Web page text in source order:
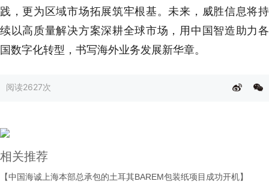
践，更为区域市场拓展筑牢根基。未来，威胜信息将持
续以高质量解决方案深耕全球市场，用中国智造助力各
国数字化转型，书写海外业务发展新华章。
阅读2627次
相关推荐
【中国海诚上海本部总承包的土耳其BAREM包装纸项目成功开机】